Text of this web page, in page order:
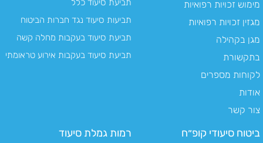
מימוש זכויות רפואיות
מגזין זכויות רפואיות
מגן בקהילה
בתקשורת
לקוחות מספרים
אודות
צור קשר
תביעת סיעוד כלל
תביעות סיעוד נגד חברות הביטוח
תביעת סיעוד בעקבות מחלה קשה
תביעת סיעוד בעקבות אירוע טראומתי
ביטוח סיעודי קופ״ח רמות גמלת סיעוד